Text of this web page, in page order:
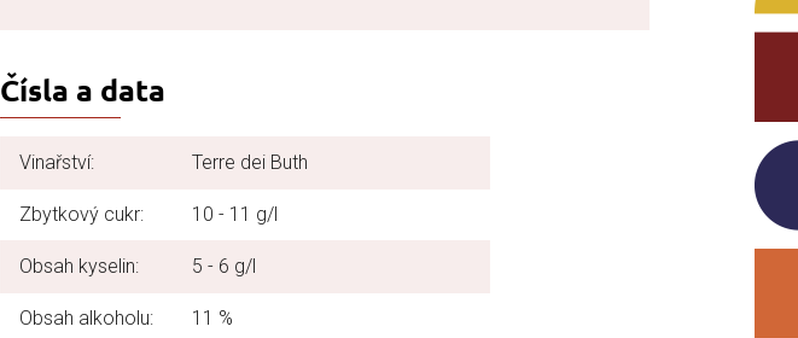
Čísla a data
Vinařství: Terre dei Buth
Zbytkový cukr: 10 - 11 g/l
Obsah kyselin: 5 - 6 g/l
Obsah alkoholu: 11 %